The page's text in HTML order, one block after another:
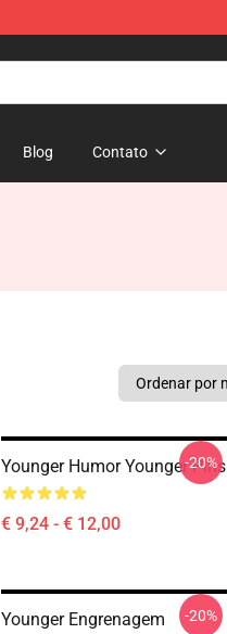
Blog Contato
Younger Humor Younger Pins
€ 9,24 - € 12,00
-20%
Younger Engrenagem
-20%